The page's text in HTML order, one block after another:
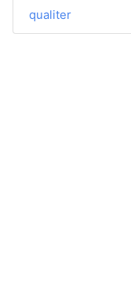
qualiter